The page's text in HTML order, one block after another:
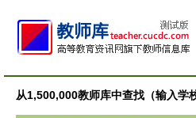
从1,500,000教师库中查找（输入学